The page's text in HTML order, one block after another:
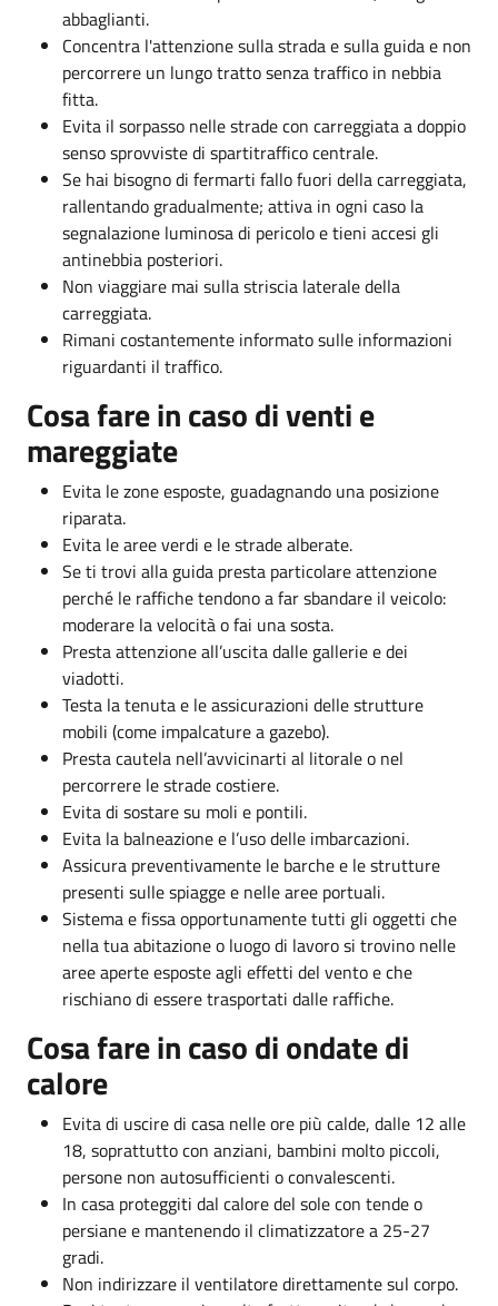
abbaglianti.
Concentra l'attenzione sulla strada e sulla guida e non
percorrere un lungo tratto senza traffico in nebbia
fitta.
Evita il sorpasso nelle strade con carreggiata a doppio
senso sprovviste di spartitraffico centrale.
Se hai bisogno di fermarti fallo fuori della carreggiata,
rallentando gradualmente; attiva in ogni caso la
segnalazione luminosa di pericolo e tieni accesi gli
antinebbia posteriori.
Non viaggiare mai sulla striscia laterale della
carreggiata.
Rimani costantemente informato sulle informazioni
riguardanti il traffico.
Cosa fare in caso di venti e
mareggiate
Evita le zone esposte, guadagnando una posizione
riparata.
Evita le aree verdi e le strade alberate.
Se ti trovi alla guida presta particolare attenzione
perché le raffiche tendono a far sbandare il veicolo:
moderare la velocità o fai una sosta.
Presta attenzione all’uscita dalle gallerie e dei
viadotti.
Testa la tenuta e le assicurazioni delle strutture
mobili (come impalcature a gazebo).
Presta cautela nell’avvicinarti al litorale o nel
percorrere le strade costiere.
Evita di sostare su moli e pontili.
Evita la balneazione e l’uso delle imbarcazioni.
Assicura preventivamente le barche e le strutture
presenti sulle spiagge e nelle aree portuali.
Sistema e fissa opportunamente tutti gli oggetti che
nella tua abitazione o luogo di lavoro si trovino nelle
aree aperte esposte agli effetti del vento e che
rischiano di essere trasportati dalle raffiche.
Cosa fare in caso di ondate di
calore
Evita di uscire di casa nelle ore più calde, dalle 12 alle
18, soprattutto con anziani, bambini molto piccoli,
persone non autosufficienti o convalescenti.
In casa proteggiti dal calore del sole con tende o
persiane e mantenendo il climatizzatore a 25-27
gradi.
Non indirizzare il ventilatore direttamente sul corpo.